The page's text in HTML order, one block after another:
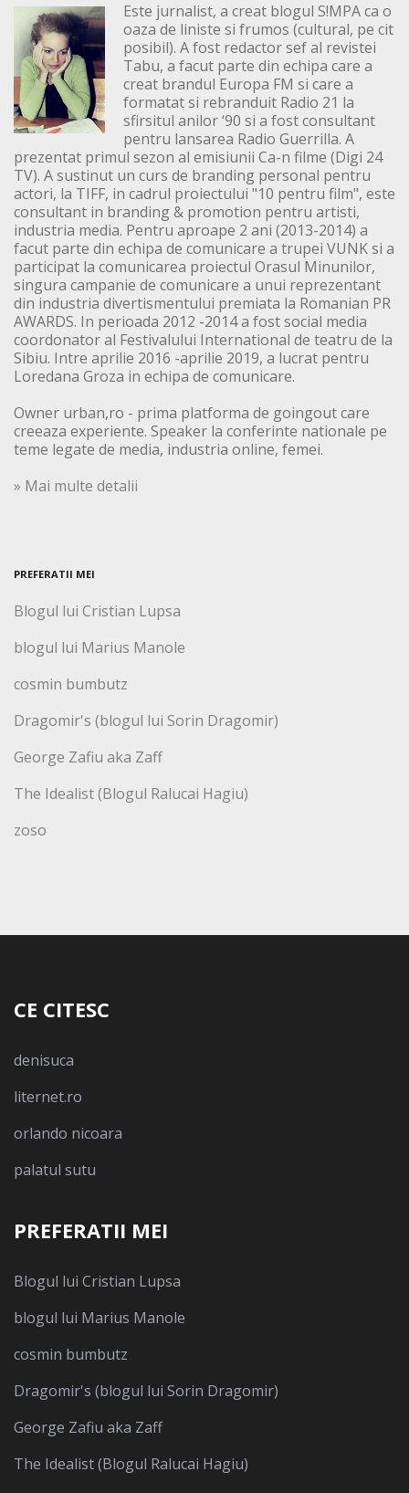
Este jurnalist, a creat blogul S!MPA ca o
oaza de liniste si frumos (cultural, pe cit
posibil). A fost redactor sef al revistei
Tabu, a facut parte din echipa care a
creat brandul Europa FM si care a
formatat si rebranduit Radio 21 la
sfirsitul anilor ‘90 si a fost consultant
pentru lansarea Radio Guerrilla. A
prezentat primul sezon al emisiunii Ca-n filme (Digi 24
TV). A sustinut un curs de branding personal pentru
actori, la TIFF, in cadrul proiectului "10 pentru film", este
consultant in branding & promotion pentru artisti,
industria media. Pentru aproape 2 ani (2013-2014) a
facut parte din echipa de comunicare a trupei VUNK si a
participat la comunicarea proiectul Orasul Minunilor,
singura campanie de comunicare a unui reprezentant
din industria divertismentului premiata la Romanian PR
AWARDS. In perioada 2012 -2014 a fost social media
coordonator al Festivalului International de teatru de la
Sibiu. Intre aprilie 2016 -aprilie 2019, a lucrat pentru
Loredana Groza in echipa de comunicare.
Owner urban,ro - prima platforma de goingout care
creeaza experiente. Speaker la conferinte nationale pe
teme legate de media, industria online, femei.
» Mai multe detalii
PREFERATII MEI
Blogul lui Cristian Lupsa
blogul lui Marius Manole
cosmin bumbutz
Dragomir's (blogul lui Sorin Dragomir)
George Zafiu aka Zaff
The Idealist (Blogul Ralucai Hagiu)
zoso
CE CITESC
denisuca
liternet.ro
orlando nicoara
palatul sutu
PREFERATII MEI
Blogul lui Cristian Lupsa
blogul lui Marius Manole
cosmin bumbutz
Dragomir's (blogul lui Sorin Dragomir)
George Zafiu aka Zaff
The Idealist (Blogul Ralucai Hagiu)